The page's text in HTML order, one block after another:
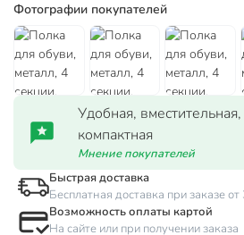
Фотографии покупателей
Удобная,
компактная
Мнение покупателей
Быстрая доставка
Бесплатная доставка при заказе
Возможность оплаты картой
На сайте или при получении заказа